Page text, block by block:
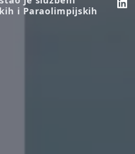
i Paraolimpijskih